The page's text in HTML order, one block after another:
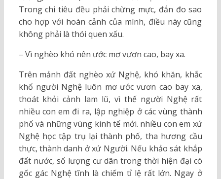
Trong chi tiêu đều phải chừng mực, đắn đo sao
cho hợp với hoàn cảnh của mình, điều này cũng
không phải là thói quen xấu.
– Vì nghèo khó nên ước mơ vươn cao, bay xa.
Trên mảnh đất nghèo xứ Nghệ, khó khăn, khắc
khổ người Nghệ luôn mơ ước vươn cao bay xa,
thoát khỏi cảnh lam lũ, vì thế người Nghệ rất
nhiều con em đi ra, lập nghiệp ở các vùng thành
phố và những vùng kinh tế mới. nhiều con em xứ
Nghệ học tập trụ lại thành phố, tha hương cầu
thực, thành danh ở xứ Người. Nếu khảo sát khắp
đất nước, số lượng cư dân trong thời hiện đại có
gốc gác Nghệ tĩnh là chiếm tỉ lệ rất lớn. Ngay ở